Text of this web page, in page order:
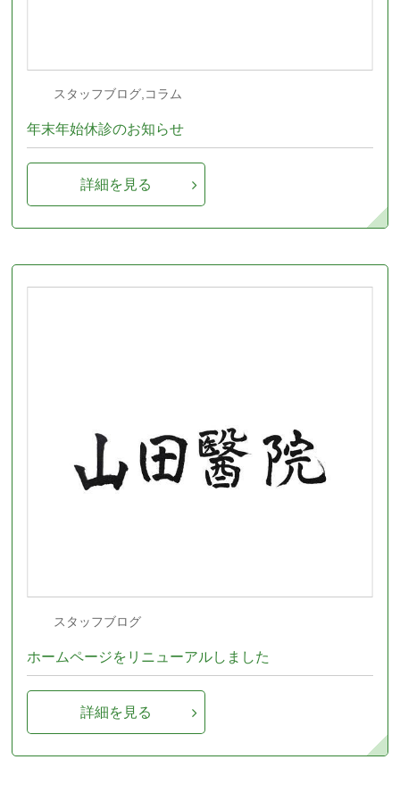
スタッフブログ,コラム
年末年始休診のお知らせ
詳細を見る
スタッフブログ
ホームページをリニューアルしました
詳細を見る